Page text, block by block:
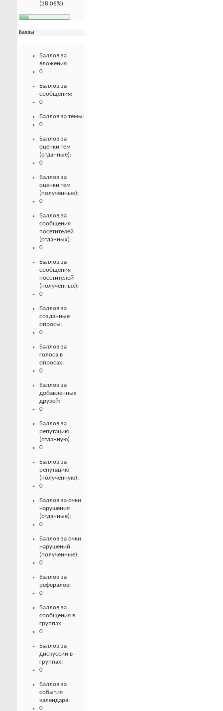
(18.06%)
Баллы
Баллов за
вложения:
0
Баллов за
сообщения:
0
Баллов за темы:
0
Баллов за
оценки тем
(отданные):
0
Баллов за
оценки тем
(полученные):
0
Баллов за
сообщения
посетителей
(отданных):
0
Баллов за
сообщения
посетителей
(полученных):
0
Баллов за
созданные
опросы:
0
Баллов за
голоса в
опросах:
0
Баллов за
добавленных
друзей:
0
Баллов за
репутацию
(отданную):
0
Баллов за
репутацию
(полученную):
0
Баллов за очки
нарушения
(отданные):
0
Баллов за очки
нарушений
(полученные):
0
Баллов за
рефералов:
0
Баллов за
сообщения в
группах:
0
Баллов за
дискуссии в
группах:
0
Баллов за
события
календаря:
0